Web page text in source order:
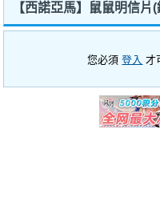
【西諾亞馬】鼠鼠明信片
您必須登入 才